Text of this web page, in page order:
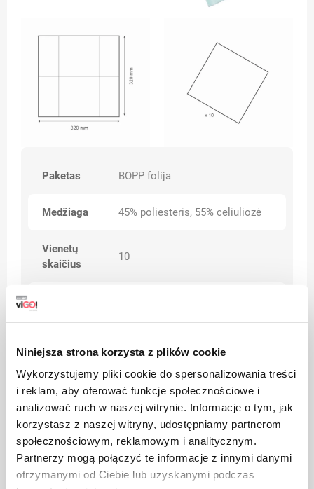
Niniejsza strona korzysta z plików cookie
Wykorzystujemy pliki cookie do spersonalizowania treści
i reklam, aby oferować funkcje społecznościowe i
analizować ruch w naszej witrynie. Informacje o tym, jak
korzystasz z naszej witryny, udostępniamy partnerom
społecznościowym, reklamowym i analitycznym.
Partnerzy mogą połączyć te informacje z innymi danymi
otrzymanymi od Ciebie lub uzyskanymi podczas
Paketas BOPP folija
Medžiaga 45% poliesteris, 55% celiuliozė
Vienetų
skaičius
10
Dydis
(apytiksliai)
32 x 30 cm
Iki 10% (matmenys, svoriai,
svoris)
Kategorijos Standartas